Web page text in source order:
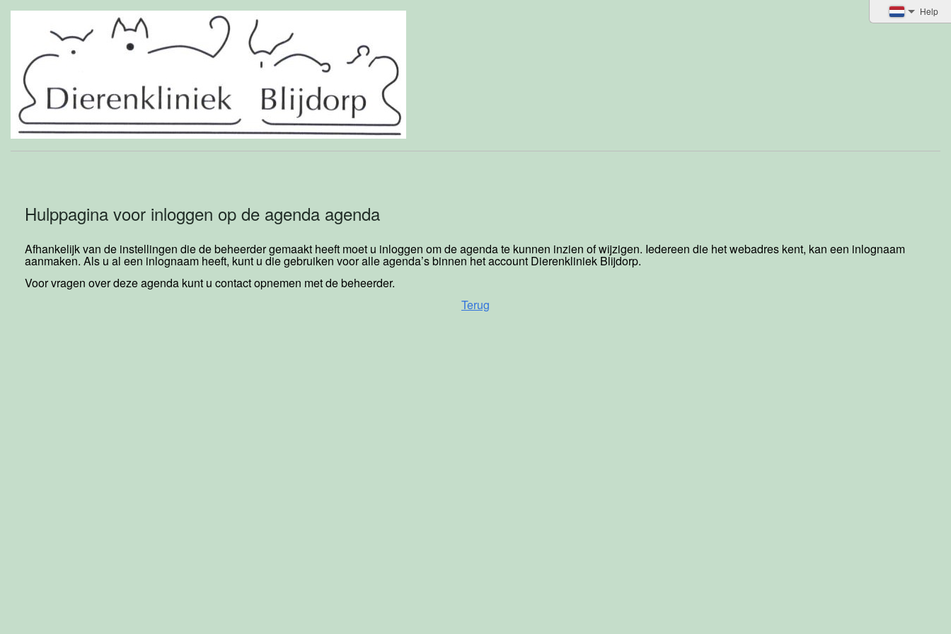
Help
Hulppagina voor inloggen op de agenda agenda
Afhankelijk van de instellingen die de beheerder gemaakt heeft moet u inloggen om de agenda te kunnen inzien of wijzigen. Iedereen die het webadres kent, kan een inlognaam
aanmaken. Als u al een inlognaam heeft, kunt u die gebruiken voor alle agenda’s binnen het account Dierenkliniek Blijdorp.
Voor vragen over deze agenda kunt u contact opnemen met de beheerder.
Terug